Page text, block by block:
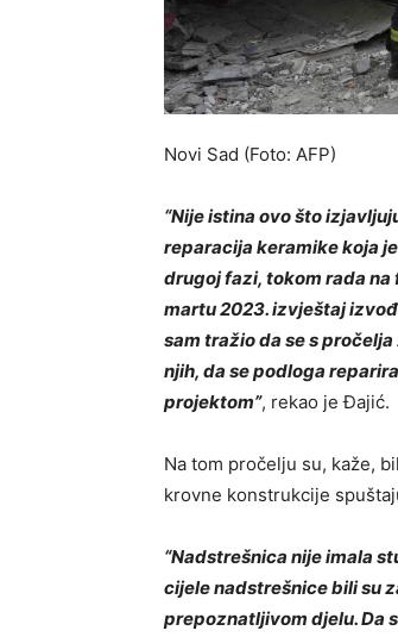
Novi Sad (Foto: AFP)
“Nije istina ovo što
reparacija keramike koja
drugoj fazi, tokom rada na
martu 2023. izvještaj
sam tražio da se s
njih, da se podloga
projektom”, rekao je Đajić.
Na tom pročelju su, kaže,
krovne konstrukcije
“Nadstrešnica nije imala
cijele nadstrešnice bili su
prepoznatljivom djelu. Da